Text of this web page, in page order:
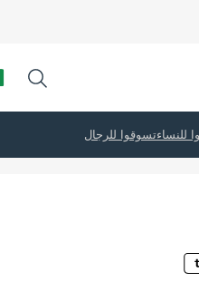
للنساءتسوقوا للرجال